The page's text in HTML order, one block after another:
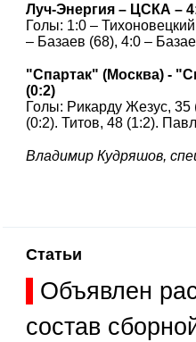
Луч-Энергия – ЦСКА –
Голы: 1:0 –
– Базаев (68), 4:0 –
"Спартак" (Москва) -
(0:2)
Голы: Рикарду Жезус,
(0:2). Титов, 48 (1:2).
Владимир Кудряшов,
Статьи
Объявлен
состав